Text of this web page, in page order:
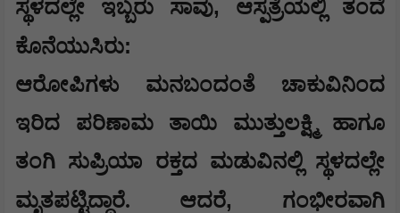
ಸ್ಥಳದಲ್ಲೇ ಇಬ್ಬರು ಸಾವು, ಆಸ್ಪತ್ರೆಯಲ್ಲಿ ತಂದೆ
ಕೊನೆಯುಸಿರು:
ಆರೋಪಿಗಳು ಮನಬಂದಂತೆ ಚಾಕುವಿನಿಂದ
ಇರಿದ ಪರಿಣಾಮ ತಾಯಿ ಮುತ್ತುಲಕ್ಷ್ಮಿ ಹಾಗೂ
ತಂಗಿ ಸುಪ್ರಿಯಾ ರಕ್ತದ ಮಡುವಿನಲ್ಲಿ ಸ್ಥಳದಲ್ಲೇ
ಮೃತಪಟ್ಟಿದ್ದಾರೆ. ಆದರೆ, ಗಂಭೀರವಾಗಿ